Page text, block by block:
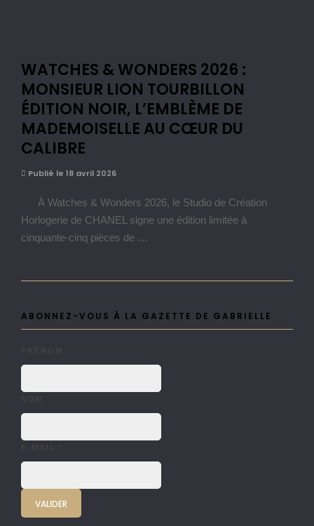
WATCHES & WONDERS 2026 :
MONSIEUR LION TOURBILLON
ÉDITION NOIR, L’EMBLÈME DE
MADEMOISELLE AU CŒUR DU
CALIBRE
Publié le 18 avril 2026
À Watches & Wonders 2026, le Studio de Création
Horlogerie de CHANEL signe une édition limitée à
cinquante-cinq pièces de …
ABONNEZ-VOUS À LA GAZETTE DE GABRIELLE